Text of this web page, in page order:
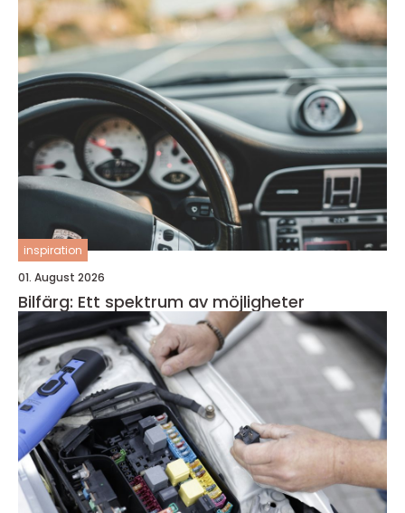
inspiration
01. August 2026
Bilfärg: Ett spektrum av möjligheter